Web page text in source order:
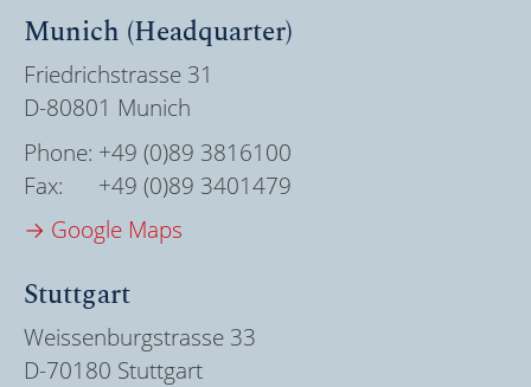
Munich (Headquarter)
Friedrichstrasse 31
D-80801 Munich
Phone: +49 (0)89 3816100
Fax:
+49 (0)89 3401479
→ Google Maps
Stuttgart
Weissenburgstrasse 33
D-70180 Stuttgart